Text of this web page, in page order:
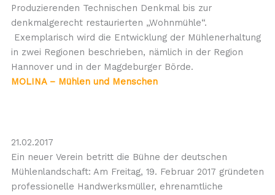
Produzierenden Technischen Denkmal bis zur
denkmalgerecht restaurierten „Wohnmühle“.
Exemplarisch wird die Entwicklung der Mühlenerhaltung
in zwei Regionen beschrieben, nämlich in der Region
Hannover und in der Magdeburger Börde.
MOLINA – Mühlen und Menschen
21.02.2017
Ein neuer Verein betritt die Bühne der deutschen
Mühlenlandschaft: Am Freitag, 19. Februar 2017 gründeten
professionelle Handwerksmüller, ehrenamtliche